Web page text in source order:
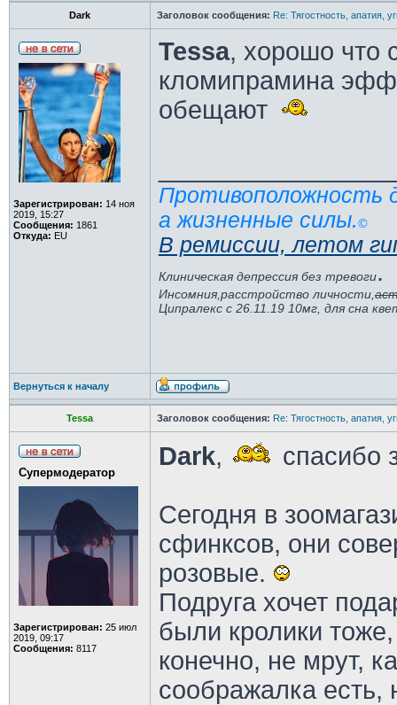
Dark Заголовок сообщения: Re: Тягостность, апатия,
Зарегистрирован: 14 ноя
2019, 15:27
Сообщения: 1861
Откуда: EU
Tessa, хорошо что
кломипрамина
обещают
Противоположность
а жизненные силы.©️
В ремиссии, летом
Клиническая депрессия без тревоги.
Инсомния,расстройство личности,
Ципралекс с 26.11.19 10мг, для сна
Вернуться к началу
Tessa Заголовок сообщения: Re: Тягостность, апатия,
Супермодератор
Зарегистрирован: 25 июл
2019, 09:17
Сообщения: 8117
Dark, спасибо
Сегодня в
сфинксов, они
розовые.
Подруга хочет
были кролики
конечно, не мрут,
соображалка есть,